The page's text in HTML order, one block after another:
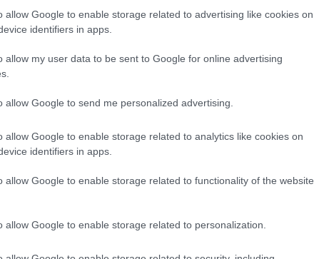
allow Google to enable storage related to advertising like cookies on
identifiers in apps.
allow my user data to be sent to Google for online advertising
allow Google to send me personalized advertising.
allow Google to enable storage related to analytics like cookies on
identifiers in apps.
allow Google to enable storage related to functionality of the website
allow Google to enable storage related to personalization.
to: orypeter72@gmail.com, subject:
én sem értelek benneteket. Mi ez az egész az
nagy összeborulás? Azt hittem, egyszer és
az árulókkal szövetkezzetek.
amit belétek fektettünk?
tőlünk mindennemű anyagi támogatást, ez
tőlünk, hogy támogassuk Bugárékat is csak
bennünk? Bugárt? Egy árulót?!
de ne Bugárékkal
az egészből, hogy Bugár húzza a rövidebbet.
pozsonyi parlamentben, amelyikre számítani
Bugár.